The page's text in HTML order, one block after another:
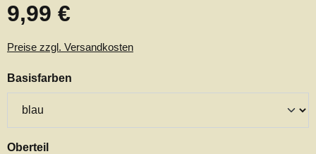
Regulärer Preis:
9,99 €
Preise zzgl. Versandkosten
Basisfarben
Oberteilauswählen